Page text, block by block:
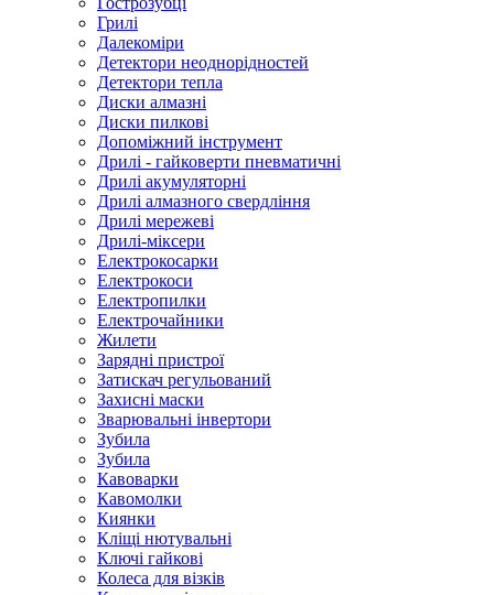
Грилі
Далекоміри
Детектори неоднорідностей
Детектори тепла
Диски алмазні
Диски пилкові
Допоміжний інструмент
Дрилі - гайковерти пневматичні
Дрилі акумуляторні
Дрилі алмазного свердління
Дрилі мережеві
Дрилі-міксери
Електрокосарки
Електрокоси
Електропилки
Електрочайники
Жилети
Зарядні пристрої
Затискач регульований
Захисні маски
Зварювальні інвертори
Зубила
Зубила
Кавоварки
Кавомолки
Киянки
Кліщі нютувальні
Ключі гайкові
Колеса для візків